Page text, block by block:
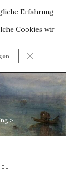
ohne
>
Erfahrung
Cookies wir
GDPR